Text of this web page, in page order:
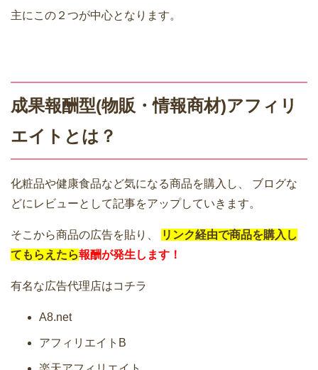
主にこの２つが中心となります。
成果報酬型(物販・情報商材)アフィリ
エイトとは？
化粧品や健康食品など気になる商品を購入し、
ブログな
どにレビューとして記事をアップしていきます。
そこから商品の広告を貼り、
リンク経由で商品を購入し
てもらえたら報酬が発生します！
有名な広告代理店はコチラ
A8.net
アフィリエイトB